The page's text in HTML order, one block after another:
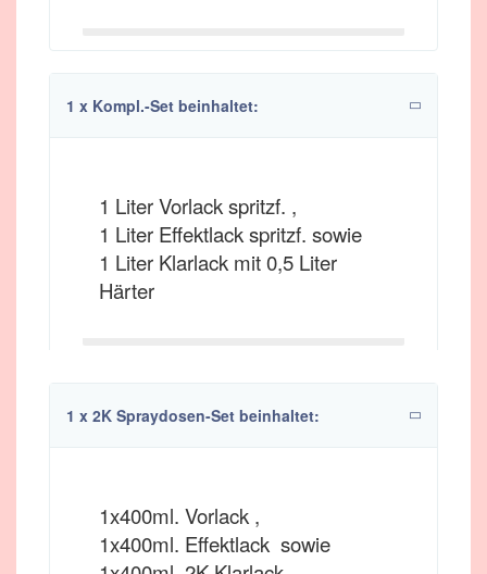
1 x Kompl.-Set beinhaltet:
1 Liter Vorlack spritzf. ,
1 Liter Effektlack spritzf. sowie
1 Liter Klarlack mit 0,5 Liter
Härter
1 x 2K Spraydosen-Set beinhaltet:
1x400ml. Vorlack ,
1x400ml. Effektlack sowie